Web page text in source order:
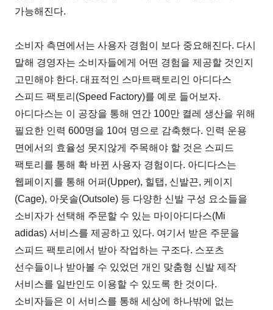
가능해진다.
소비자 측면에서는 사용자 경험이 보다 중요해진다. 다시
말해 경영자는 소비자들에게 어떤 경험을 제공할 것인지
고민해야 한다. 대표적인 스마트팩토리인 아디다스
스피드 팩토리(Speed Factory)를 예로 들어보자.
아디다스는 이 공장을 통해 연간 100만 켤레 생산을 위해
필요한 인력 600명을 10여 명으로 감축했다. 인력 운용
면에서의 효율성 못지않게 주목해야 할 것은 스피드
팩토리를 통해 확 바뀐 사용자 경험이다. 아디다스는
웹페이지를 통해 어퍼(Upper), 힐탭, 신발끈, 케이지
(Cage), 아웃솔(Outsole) 등 다양한 신발 구성 요소들을
소비자가 선택해 주문할 수 있는 마이아디다스(Mi
adidas) 서비스를 제공하고 있다. 여기서 받은 주문을
스피드 팩토리에서 받아 작업하는 구조다. 스포츠
선수들이나 받아볼 수 있었던 개인 맞춤형 신발 제작
서비스를 일반인도 이용할 수 있도록 한 것이다.
소비자들은 이 서비스를 통해 세상에 하나밖에 없는